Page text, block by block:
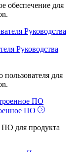
обеспечение для
Руководства
Руководства
пользователя для
ПО
ПО
ПО для продукта